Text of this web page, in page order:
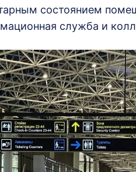
состоянием
служба и